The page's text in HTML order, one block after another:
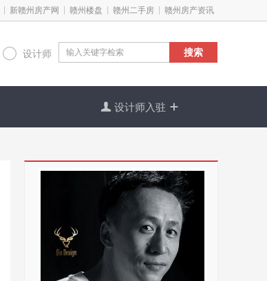
新赣州房产网 赣州楼盘 赣州二手房 赣州房产资讯
 设计师 搜索
 设计师入驻 